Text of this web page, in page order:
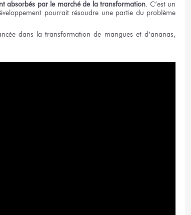
absorbés par le marché de la transformation. C’est un
pourrait résoudre une partie du problème
dans la transformation de mangues et d’ananas,